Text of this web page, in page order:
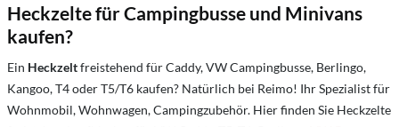
Heckzelte für Campingbusse und Minivans
kaufen?
Ein Heckzeltfreistehend für Caddy, VW Campingbusse, Berlingo,
Kangoo, T4 oder T5/T6 kaufen? Natürlich bei Reimo! Ihr Spezialist für
Wohnmobil, Wohnwagen, Campingzubehör. Hier finden Sie Heckzelte